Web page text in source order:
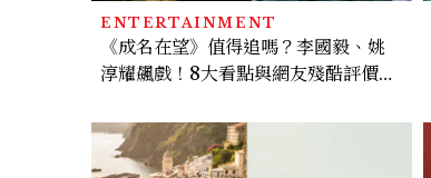
ENTERTAINMENT
《成名在望》值得追嗎？李國毅、姚
淳耀飆戲！8大看點與網友殘酷評價：